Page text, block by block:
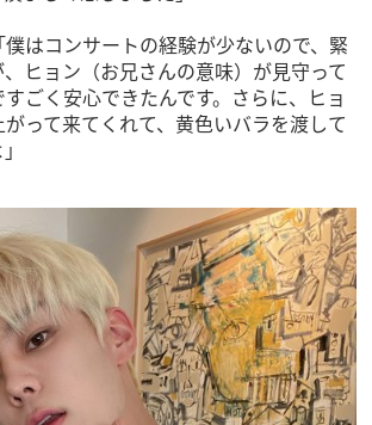
はコンサートの経験が少ないので、緊
ヒョン（お兄さんの意味）が見守って
ごく安心できたんです。さらに、ヒョ
って来てくれて、黄色いバラを渡して